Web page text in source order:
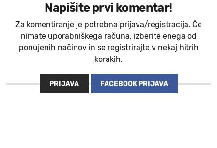
Napišite prvi komentar!
Za komentiranje je potrebna prijava/registracija. Če
nimate uporabniškega računa, izberite enega od
ponujenih načinov in se registrirajte v nekaj hitrih
korakih.
PRIJAVA FACEBOOK PRIJAVA